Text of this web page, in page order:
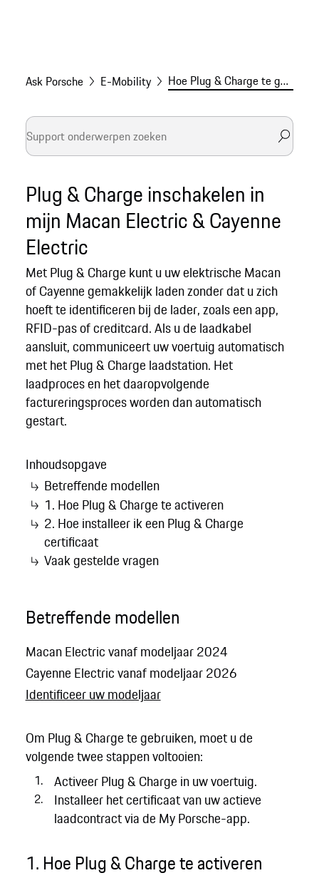
Ask Porsche E-Mobility Hoe Plug & Charge te gebruiken voor mijn electric Porsche?
Plug & Charge inschakelen in
mijn Macan Electric & Cayenne
Electric
Met Plug & Charge kunt u uw elektrische Macan
of Cayenne gemakkelijk laden zonder dat u zich
hoeft te identificeren bij de lader, zoals een app,
RFID-pas of creditcard. Als u de laadkabel
aansluit, communiceert uw voertuig automatisch
met het Plug & Charge laadstation. Het
laadproces en het daaropvolgende
factureringsproces worden dan automatisch
gestart.
Inhoudsopgave
Betreffende modellen
1. Hoe Plug & Charge te activeren
2. Hoe installeer ik een Plug & Charge
certificaat
Vaak gestelde vragen
Betreffende modellen
Macan Electric vanaf modeljaar 2024
Cayenne Electric vanaf modeljaar 2026
Identificeer uw modeljaar
Om Plug & Charge te gebruiken, moet u de
volgende twee stappen voltooien:
Activeer Plug & Charge in uw voertuig.
Installeer het certificaat van uw actieve
laadcontract via de My Porsche-app.
1. Hoe Plug & Charge te activeren